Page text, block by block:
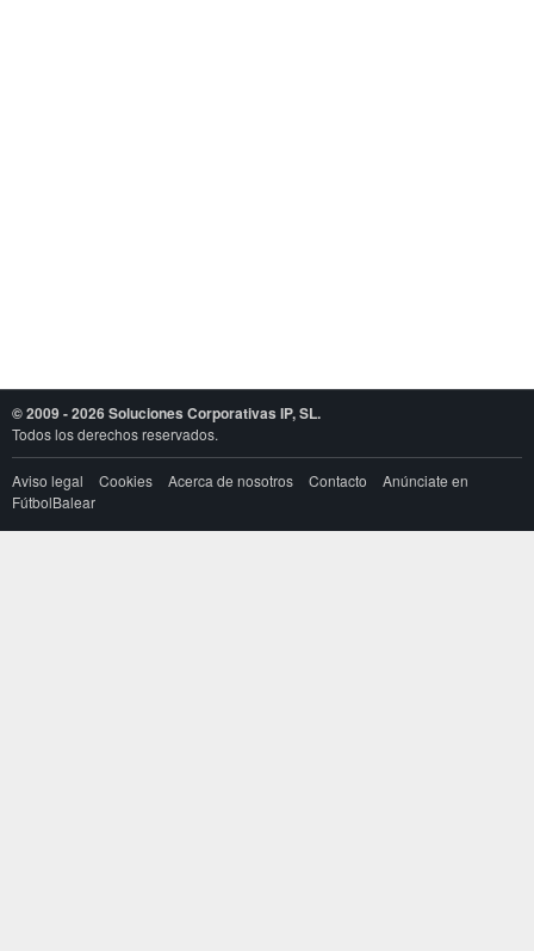
© 2009 - 2026 Soluciones Corporativas IP, SL.
Todos los derechos reservados.
Aviso legal Cookies Acerca de nosotros Contacto
Anúnciate en
FútbolBalear